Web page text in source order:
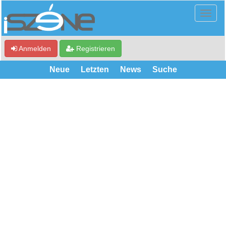
Anmelden Registrieren
Neue Letzten News Suche